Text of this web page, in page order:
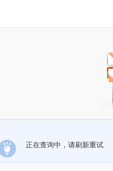
正在查询中，请刷新重试